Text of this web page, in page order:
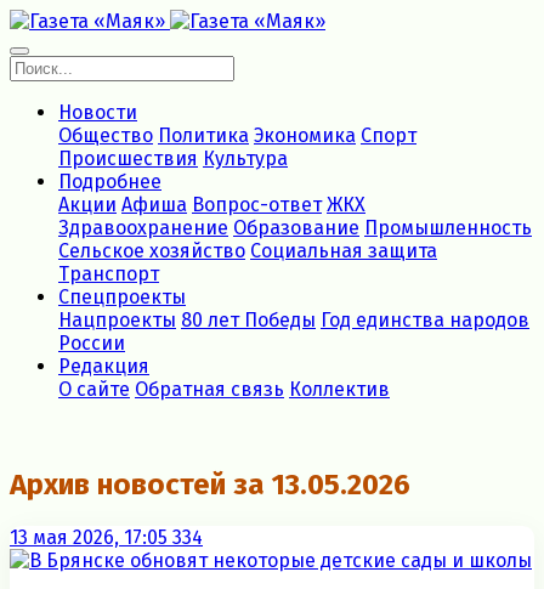
Новости
Общество Политика Экономика Спорт
Происшествия Культура
Подробнее
Акции Афиша Вопрос-ответ ЖКХ
Здравоохранение Образование Промышленность
Сельское хозяйство Социальная защита
Транспорт
Спецпроекты
Нацпроекты 80 лет Победы Год единства народов
России
Редакция
О сайте Обратная связь Коллектив
Архив новостей за 13.05.2026
13 мая 2026, 17:05 334